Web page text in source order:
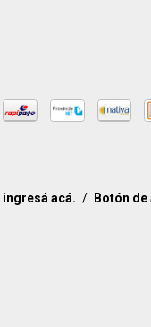
ingresá acá. / Botón